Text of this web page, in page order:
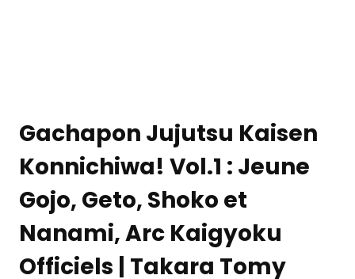
Gachapon Jujutsu Kaisen
Konnichiwa! Vol.1 : Jeune
Gojo, Geto, Shoko et
Nanami, Arc Kaigyoku
Officiels | Takara Tomy